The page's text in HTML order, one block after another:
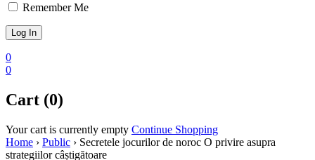
Remember Me
0
0
Cart (0)
Your cart is currently empty Continue Shopping
Home › Public › Secretele jocurilor de noroc O privire asupra
strategiilor câștigătoare